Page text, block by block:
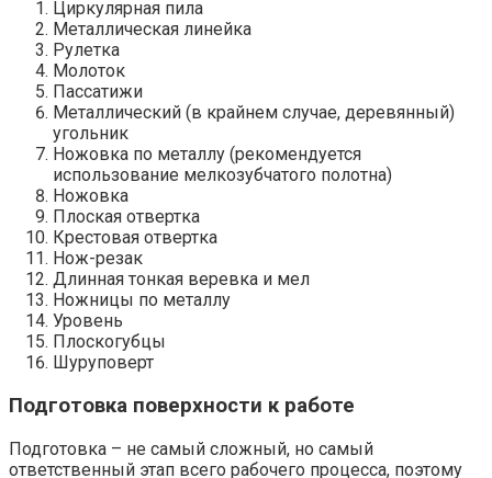
Циркулярная пила
Металлическая линейка
Рулетка
Молоток
Пассатижи
Металлический (в крайнем случае, деревянный)
угольник
Ножовка по металлу (рекомендуется
использование мелкозубчатого полотна)
Ножовка
Плоская отвертка
Крестовая отвертка
Нож-резак
Длинная тонкая веревка и мел
Ножницы по металлу
Уровень
Плоскогубцы
Шуруповерт
Подготовка поверхности к работе
Подготовка – не самый сложный, но самый
ответственный этап всего рабочего процесса, поэтому